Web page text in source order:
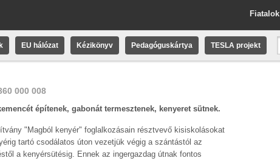
Fiatalok
EU hálózat Kézikönyv Pedagóguskártya TESLA projekt
000 008
építenek, gabonát termesztenek, kenyeret sütnek.
"Magból kenyér" foglalkozásain résztvevő kisiskolásokat
tartó csodálatos úton vezetjük végig a szántástól az
a kenyérsütésig. Ennek az ingergazdag útnak fontos